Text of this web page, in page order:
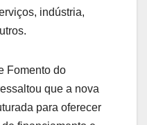
indústria,
Fomento do
que a nova
para oferecer